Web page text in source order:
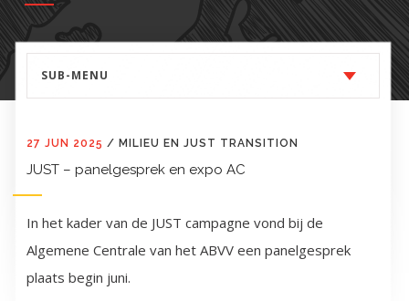
SUB-MENU
27 JUN 2025 / MILIEU EN JUST TRANSITION
JUST – panelgesprek en expo AC
In het kader van de JUST campagne vond bij de
Algemene Centrale van het ABVV een panelgesprek
plaats begin juni.